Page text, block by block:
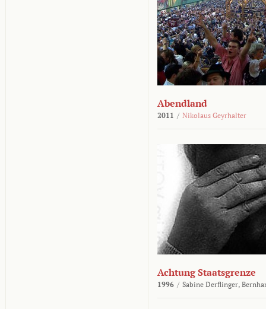
Abendland
2011 / Nikolaus Geyrhalter
Achtung Staatsgrenze
1996 / Sabine Derflinger,